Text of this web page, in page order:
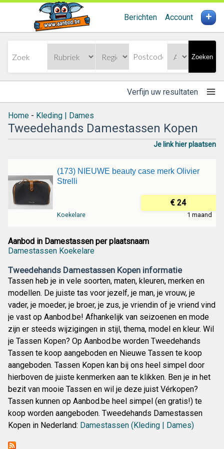
Berichten Account +
Zoeken
Verfijn uw resultaten
Home - Kleding | Dames
Tweedehands Damestassen Kopen
Je link hier plaatsen
(173) NIEUWE beauty case merk Olivier
Strelli
€ 24
Koekelare 1 maand
Aanbod in Damestassen per plaatsnaam
Damestassen Koekelare
Tweedehands Damestassen Kopen informatie
Tassen heb je in vele soorten, maten, kleuren, merken en
modellen. De juiste tas voor jezelf, je man, je vrouw, je
vader, je moeder, je broer, je zus, je vriendin of je vriend vind
je vast op Aanbod.be! Afhankelijk van seizoenen en mode
zijn er steeds wijzigingen in stijl, thema, model en kleur. Wil
je Tassen Kopen? Op Aanbod.be worden Tweedehands
Tassen te koop aangeboden en Nieuwe Tassen te koop
aangeboden. Tassen Kopen kan bij ons heel simpel door
hierboven de juiste kenmerken aan te klikken. Ben je in het
bezit van mooie Tassen en wil je deze juist Vérkopen?
Tassen kunnen op Aanbod.be heel simpel (en gratis!) te
koop worden aangeboden. Tweedehands Damestassen
Kopen in Nederland: Damestassen (Kleding | Dames)